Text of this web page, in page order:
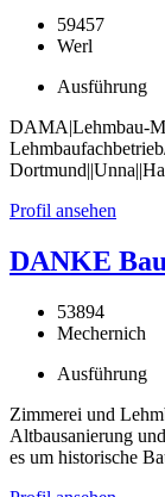
59457
Werl
Ausführung
DAMA|Lehmbau-
Profil ansehen
DANKE
53894
Mechernich
Ausführung
Zimmerei und
Altbausanierung
es um historische